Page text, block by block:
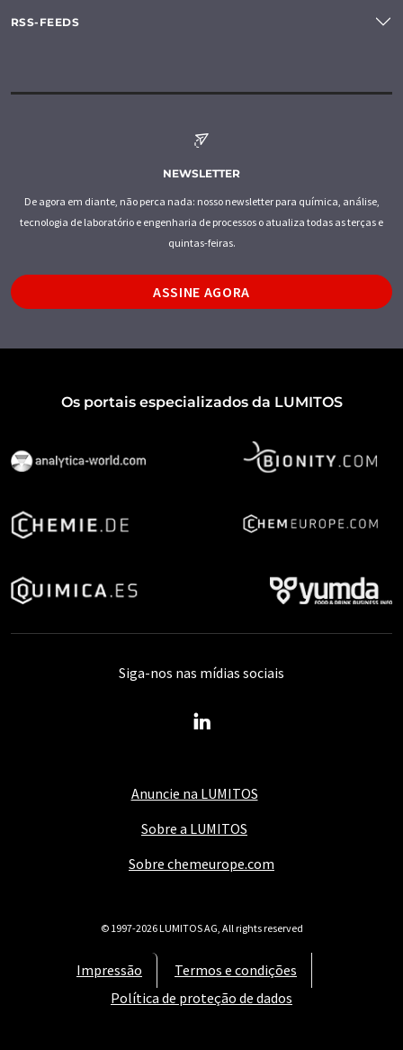
RSS-FEEDS
NEWSLETTER
De agora em diante, não perca nada: nosso newsletter para química, análise,
tecnologia de laboratório e engenharia de processos o atualiza todas as terças e
quintas-feiras.
ASSINE AGORA
Os portais especializados da LUMITOS
Anuncie na LUMITOS
Sobre a LUMITOS
Sobre chemeurope.com
Impressão
Termos e condições
Política de proteção de dados
Siga-nos nas mídias sociais
© 1997-2026 LUMITOS AG, All rights reserved